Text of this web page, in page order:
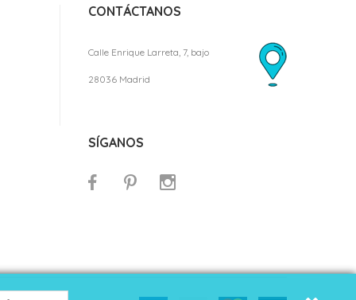
CONTÁCTANOS
Calle Enrique Larreta, 7, bajo
28036 Madrid
SÍGANOS